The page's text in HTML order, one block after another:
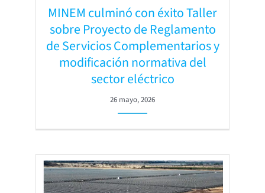
MINEM culminó con éxito Taller
sobre Proyecto de Reglamento
de Servicios Complementarios y
modificación normativa del
sector eléctrico
26 mayo, 2026